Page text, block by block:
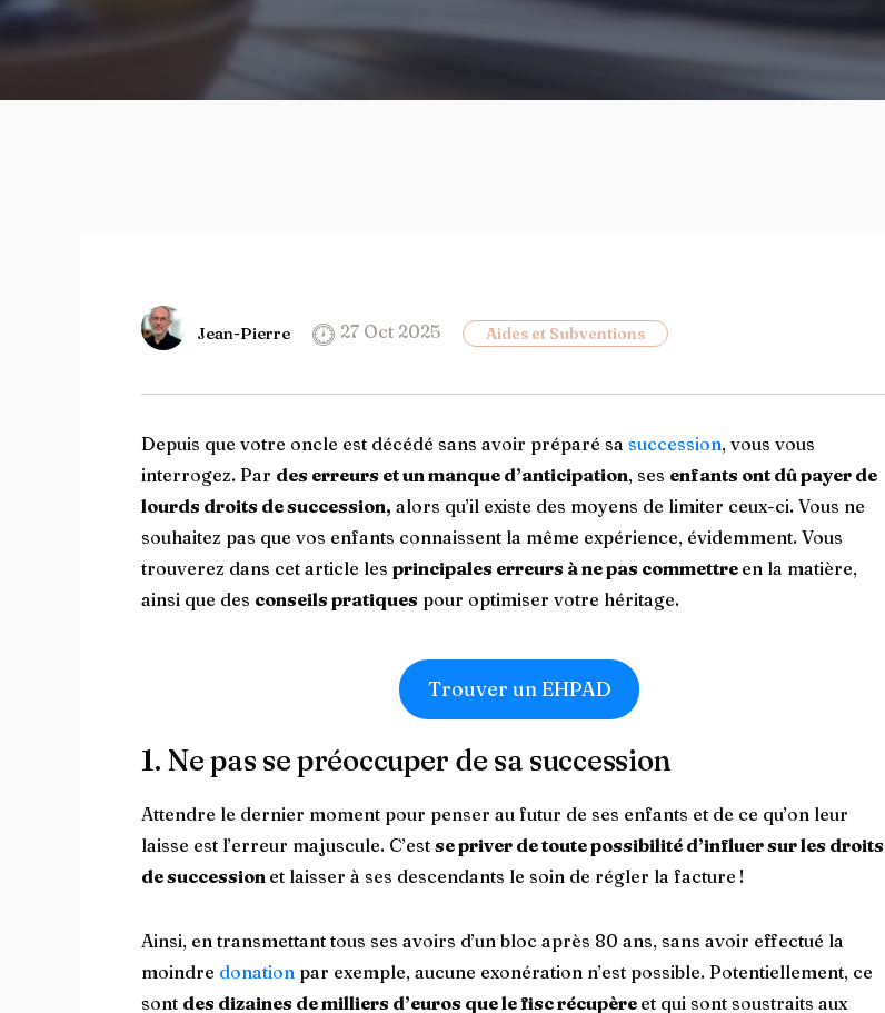
Jean-Pierre 27 Oct 2025 Aides et Subventions
Depuis que votre oncle est décédé sans avoir préparé sa succession, vous vous
interrogez. Par des erreurs et un manque d’anticipation, ses enfants ont dû payer de
lourds droits de succession, alors qu’il existe des moyens de limiter ceux-ci. Vous ne
souhaitez pas que vos enfants connaissent la même expérience, évidemment. Vous
trouverez dans cet article les principales erreurs à ne pas commettre en la matière,
ainsi que des conseils pratiques pour optimiser votre héritage.
Trouver un EHPAD
1. Ne pas se préoccuper de sa succession
Attendre le dernier moment pour penser au futur de ses enfants et de ce qu’on leur
laisse est l’erreur majuscule. C’est se priver de toute possibilité d’influer sur les droits
de succession et laisser à ses descendants le soin de régler la facture !
Ainsi, en transmettant tous ses avoirs d’un bloc après 80 ans, sans avoir effectué la
moindre donation par exemple, aucune exonération n’est possible. Potentiellement, ce
sont des dizaines de milliers d’euros que le fisc récupère et qui sont soustraits aux